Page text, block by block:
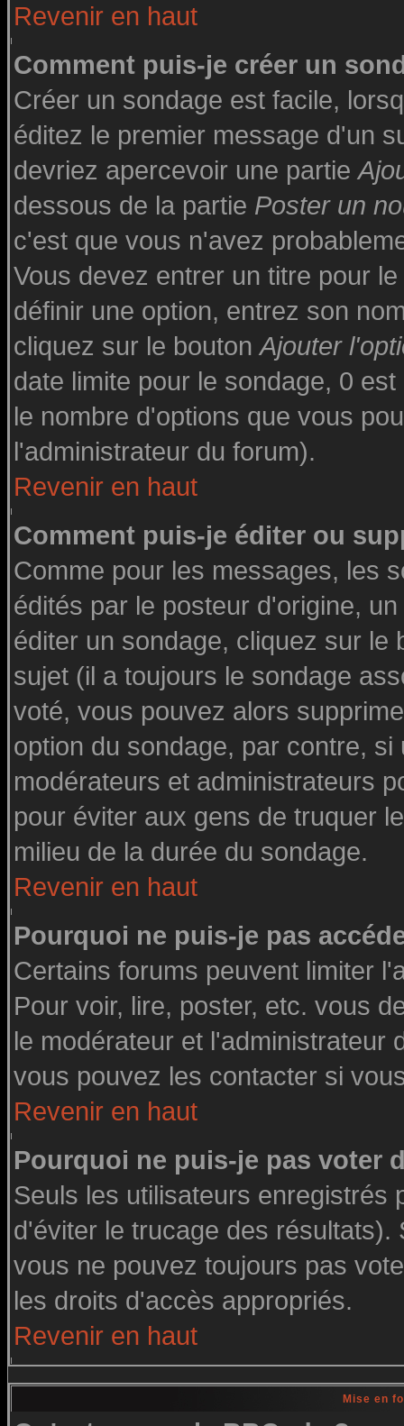
Revenir en haut
Comment puis-je créer un
Créer un sondage est facile,
éditez le premier message d'un
devriez apercevoir une partie
dessous de la partie Poster un
c'est que vous n'avez
Vous devez entrer un titre pour
définir une option, entrez son
cliquez sur le boutonAjouter
date limite pour le sondage, 0
le nombre d'options que vous
l'administrateur du forum).
Revenir en haut
Comment puis-je éditer ou
Comme pour les messages, les
édités par le posteur d'origine,
éditer un sondage, cliquez sur le
sujet (il a toujours le sondage
voté, vous pouvez alors
option du sondage, par contre,
modérateurs et administrateurs
pour éviter aux gens de truquer
milieu de la durée du sondage.
Revenir en haut
Pourquoi ne puis-je pas
Certains forums peuvent limiter
Pour voir, lire, poster, etc. vous
le modérateur et l'administrateur
vous pouvez les contacter si
Revenir en haut
Pourquoi ne puis-je pas voter
Seuls les utilisateurs enregistrés
d'éviter le trucage des
vous ne pouvez toujours pas
les droits d'accès appropriés.
Revenir en haut
Mise en